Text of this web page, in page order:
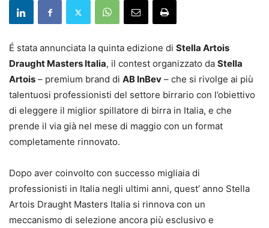
É stata annunciata la quinta edizione di Stella Artois
Draught Masters Italia, il contest organizzato da Stella
Artois – premium brand di AB InBev – che si rivolge ai più
talentuosi professionisti del settore birrario con l’obiettivo
di eleggere il miglior spillatore di birra in Italia, e che
prende il via già nel mese di maggio con un format
completamente rinnovato.
Dopo aver coinvolto con successo migliaia di
professionisti in Italia negli ultimi anni, quest’ anno Stella
Artois Draught Masters Italia si rinnova con un
meccanismo di selezione ancora più esclusivo e